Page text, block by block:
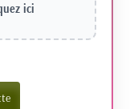
ici